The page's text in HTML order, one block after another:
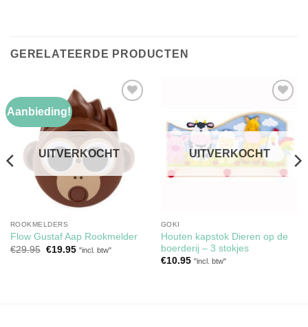
GERELATEERDE PRODUCTEN
Aanbieding!
Toevoegen
aan
verlanglijst
UITVERKOCHT
ROOKMELDERS
Flow Gustaf Aap Rookmelder
€29.95 Oorspronkelijke
€19.95Huidige
"incl. btw"
Toevoegen
aan
verlanglijst
UITVERKOCHT
GOKI
Houten kapstok Dieren op de
boerderij – 3 stokjes
€10.95 "incl. btw"